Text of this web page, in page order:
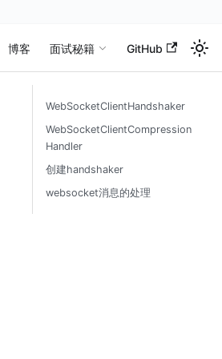
博客 面试秘籍 GitHub
WebSocketClientHandshaker
WebSocketClientCompression
Handler
创建handshaker
websocket消息的处理